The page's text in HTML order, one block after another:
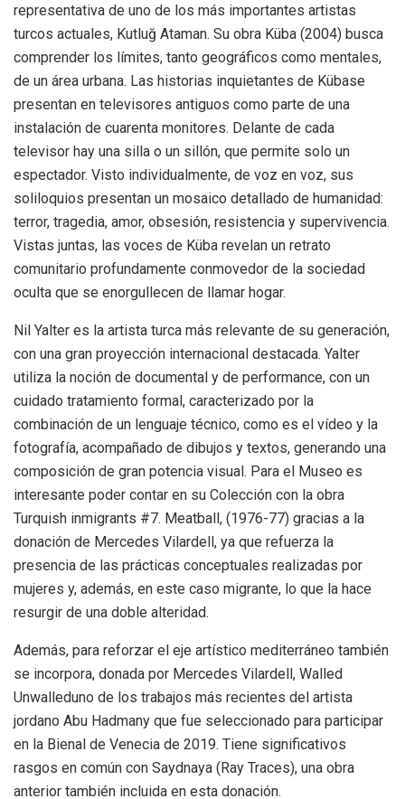
representativa de uno de los más importantes artistas
turcos actuales, Kutluğ Ataman. Su obra Küba (2004) busca
comprender los límites, tanto geográficos como mentales,
de un área urbana. Las historias inquietantes de Kübase
presentan en televisores antiguos como parte de una
instalación de cuarenta monitores. Delante de cada
televisor hay una silla o un sillón, que permite solo un
espectador. Visto individualmente, de voz en voz, sus
soliloquios presentan un mosaico detallado de humanidad:
terror, tragedia, amor, obsesión, resistencia y supervivencia.
Vistas juntas, las voces de Küba revelan un retrato
comunitario profundamente conmovedor de la sociedad
oculta que se enorgullecen de llamar hogar.
Nil Yalter es la artista turca más relevante de su generación,
con una gran proyección internacional destacada. Yalter
utiliza la noción de documental y de performance, con un
cuidado tratamiento formal, caracterizado por la
combinación de un lenguaje técnico, como es el vídeo y la
fotografía, acompañado de dibujos y textos, generando una
composición de gran potencia visual. Para el Museo es
interesante poder contar en su Colección con la obra
Turquish inmigrants #7. Meatball, (1976-77) gracias a la
donación de Mercedes Vilardell, ya que refuerza la
presencia de las prácticas conceptuales realizadas por
mujeres y, además, en este caso migrante, lo que la hace
resurgir de una doble alteridad.
Además, para reforzar el eje artístico mediterráneo también
se incorpora, donada por Mercedes Vilardell, Walled
Unwalleduno de los trabajos más recientes del artista
jordano Abu Hadmany que fue seleccionado para participar
en la Bienal de Venecia de 2019. Tiene significativos
rasgos en común con Saydnaya (Ray Traces), una obra
anterior también incluida en esta donación.